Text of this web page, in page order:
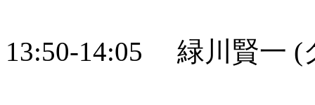
13:50-14:05 緑川賢一 (